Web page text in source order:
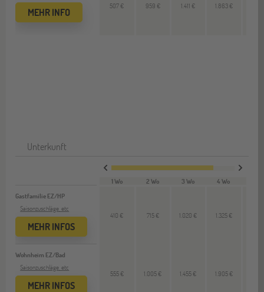
MEHR INFO
507 € 959 € 1.411 € 1.863 €
Unterkunft
Gastfamilie EZ/HP
Saisonzuschläge, etc
MEHR INFOS
Wohnheim EZ/Bad
Saisonzuschläge, etc
MEHR INFOS
1 Wo 2 Wo 3 Wo 4 Wo
410 € 715 € 1.020 € 1.325 €
555 € 1.005 € 1.455 € 1.905 €